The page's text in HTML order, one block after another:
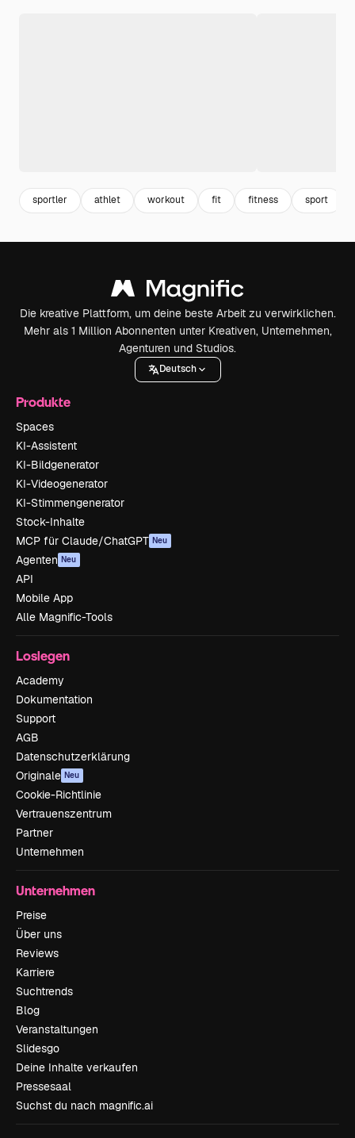
sportler athlet workout fit fitness sport
Die kreative Plattform, um deine beste Arbeit zu verwirklichen.
Mehr als 1 Million Abonnenten unter Kreativen, Unternehmen,
Agenturen und Studios.
Deutsch
Produkte
Spaces
KI-Assistent
KI-Bildgenerator
KI-Videogenerator
KI-Stimmengenerator
Stock-Inhalte
MCP für Claude/ChatGPT Neu
Agenten Neu
API
Mobile App
Alle Magnific-Tools
Loslegen
Academy
Dokumentation
Support
AGB
Datenschutzerklärung
Originale Neu
Cookie-Richtlinie
Vertrauenszentrum
Partner
Unternehmen
Unternehmen
Preise
Über uns
Reviews
Karriere
Suchtrends
Blog
Veranstaltungen
Slidesgo
Deine Inhalte verkaufen
Pressesaal
Suchst du nach magnific.ai